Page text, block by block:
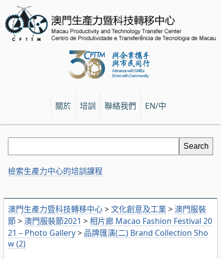
關於 培訓 聯絡我們 EN/中
澳門生產力暨科技轉移中心>文化創意及工業 > 澳門服裝
節> 澳門服裝節2021 >相片廊 Macao Fashion Festival 20
21 – Photo Gallery> 品牌匯演(二) Brand Collection Sho
w (2)
檢索生產力中心的培訓課程